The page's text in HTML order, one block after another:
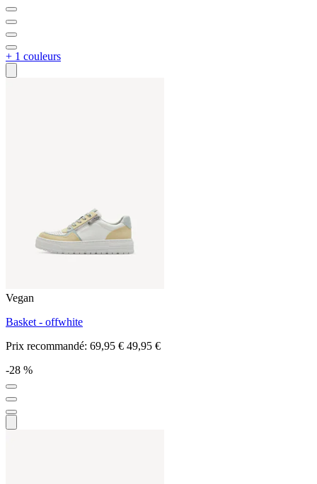
+ 1 couleurs
Vegan
Basket - offwhite
Prix recommandé: 69,95 € 49,95 €
-28 %